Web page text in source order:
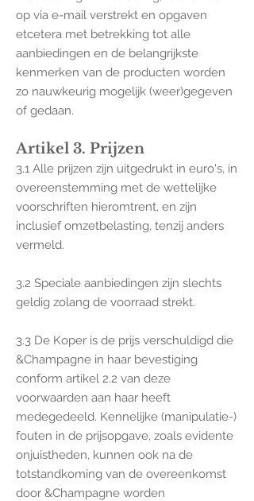
op via e-mail verstrekt en opgaven
etcetera met betrekking tot alle
aanbiedingen en de belangrijkste
kenmerken van de producten worden
zo nauwkeurig mogelijk (weer)gegeven
of gedaan.
Artikel 3. Prijzen
3.1 Alle prijzen zijn uitgedrukt in euro's, in
overeenstemming met de wettelijke
voorschriften hieromtrent, en zijn
inclusief omzetbelasting, tenzij anders
vermeld.
3.2 Speciale aanbiedingen zijn slechts
geldig zolang de voorraad strekt.
3.3 De Koper is de prijs verschuldigd die
&Champagne in haar bevestiging
conform artikel 2.2 van deze
voorwaarden aan haar heeft
medegedeeld. Kennelijke (manipulatie-)
fouten in de prijsopgave, zoals evidente
onjuistheden, kunnen ook na de
totstandkoming van de overeenkomst
door &Champagne worden